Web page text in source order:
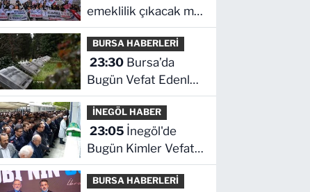
emeklilik çıkacak mı?
Kademeli emeklilikte
son durum ne!
BURSA HABERLERİ
23:30
Bugün Vefat Edenler
Kimler? | 06 Ağustos
2026 Perşembe
İNEGÖL HABER
23:05
Bugün Kimler Vefat
Etti? | 06 Ağustos
2026 Perşembe
BURSA HABERLERİ